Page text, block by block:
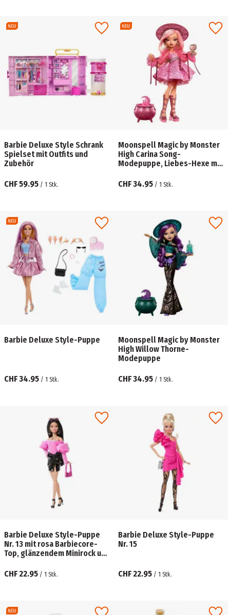
Barbie Deluxe Style Schrank
Spielset mit Outfits und
Zubehör
CHF 59.95 / 1 Stk.
Moonspell Magic by Monster
High Carina Song-
Modepuppe, Liebes-Hexe mit
CHF 34.95 / 1 Stk.
Barbie Deluxe Style-Puppe
CHF 34.95 / 1 Stk.
Moonspell Magic by Monster
High Willow Thorne-
Modepuppe
CHF 34.95 / 1 Stk.
Barbie Deluxe Style-Puppe
Nr. 13 mit rosa Barbiecore-
Top, glänzendem Minirock und
CHF 22.95 / 1 Stk.
Barbie Deluxe Style-Puppe
Nr. 15
CHF 22.95 / 1 Stk.